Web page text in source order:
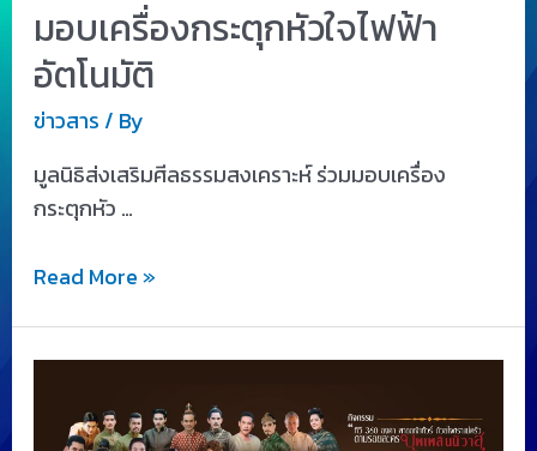
มอบเครื่องกระตุกหัวใจไฟฟ้า
อัตโนมัติ
ข่าวสาร / By
มูลนิธิส่งเสริมศีลธรรมสงเคราะห์ ร่วมมอบเครื่อง
กระตุกหัว …
Read More »